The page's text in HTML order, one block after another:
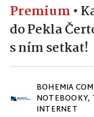
Premium •
do Pekla
s ním setkat!
BOHEMIA
NOTEBOOKY,
INTERNET